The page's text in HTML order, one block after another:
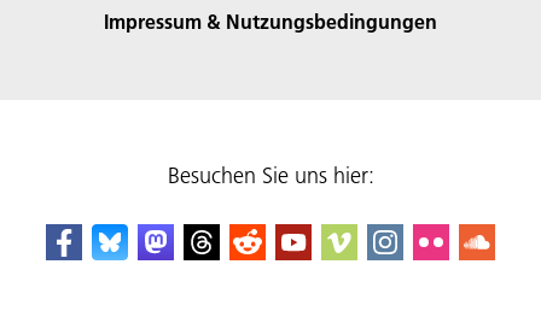
Impressum & Nutzungsbedingungen
Besuchen Sie uns hier: